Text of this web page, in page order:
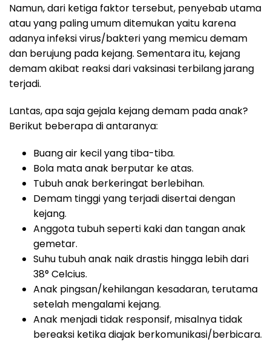
Namun, dari ketiga faktor tersebut, penyebab utama
atau yang paling umum ditemukan yaitu karena
adanya infeksi virus/bakteri yang memicu demam
dan berujung pada kejang. Sementara itu, kejang
demam akibat reaksi dari vaksinasi terbilang jarang
terjadi.
Lantas, apa saja gejala kejang demam pada anak?
Berikut beberapa di antaranya:
Buang air kecil yang tiba-tiba.
Bola mata anak berputar ke atas.
Tubuh anak berkeringat berlebihan.
Demam tinggi yang terjadi disertai dengan
kejang.
Anggota tubuh seperti kaki dan tangan anak
gemetar.
Suhu tubuh anak naik drastis hingga lebih dari
38° Celcius.
Anak pingsan/kehilangan kesadaran, terutama
setelah mengalami kejang.
Anak menjadi tidak responsif, misalnya tidak
bereaksi ketika diajak berkomunikasi/berbicara.